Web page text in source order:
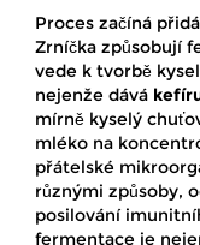
Proces začíná
Zrníčka způsobují
vede k tvorbě
nejenže dává
mírně kyselý
mléko na
přátelské
různými způsoby,
posilování
fermentace je